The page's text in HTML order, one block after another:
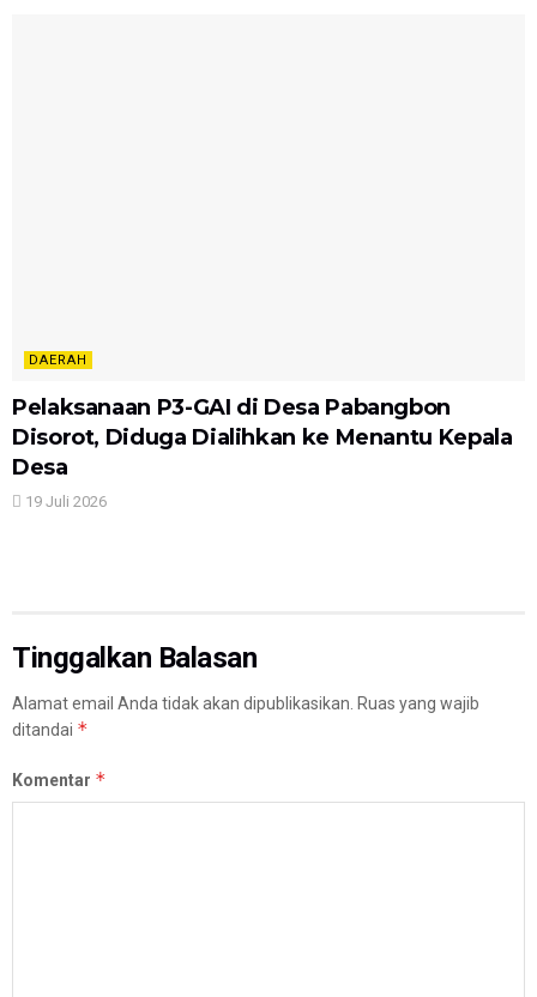
DAERAH
Pelaksanaan P3-GAI di Desa Pabangbon
Disorot, Diduga Dialihkan ke Menantu Kepala
Desa
19 Juli 2026
Tinggalkan Balasan
Alamat email Anda tidak akan dipublikasikan. Ruas yang wajib
ditandai *
Komentar *